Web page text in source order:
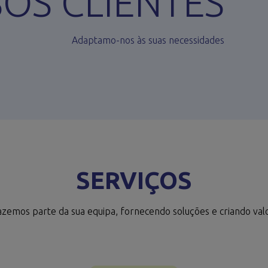
Adaptamo-nos às suas necessidades
SERVIÇOS
parte da sua equipa, fornecendo soluções e criando